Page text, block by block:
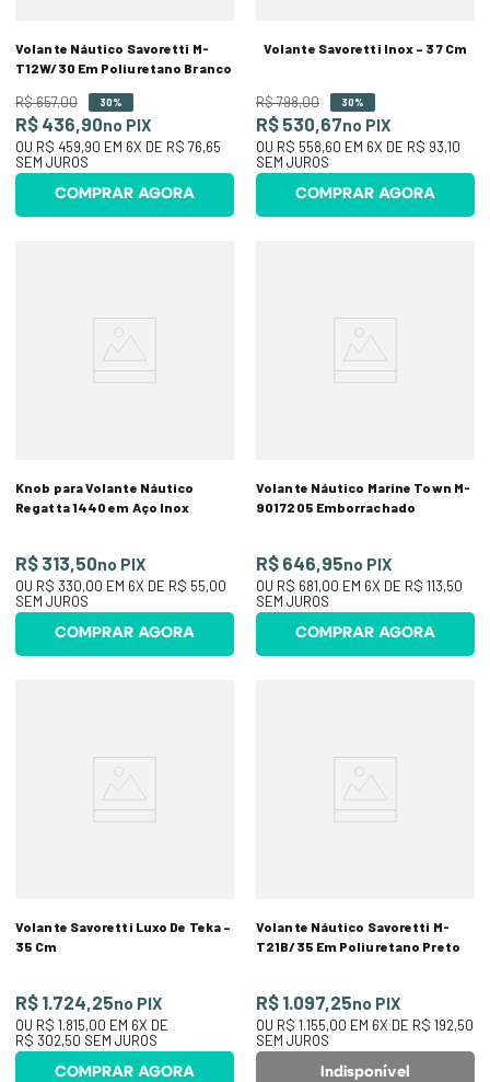
Volante Náutico Savoretti M-
T12W/30 Em Poliuretano Branco
R$657,00 30%
R$ 436,90no PIX
OU R$ 459,90 EM 6X DE R$ 76,65
SEM JUROS
COMPRAR AGORA
Volante Savoretti Inox – 37 Cm
R$798,00 30%
R$ 530,67no PIX
OU R$ 558,60 EM 6X DE R$ 93,10
SEM JUROS
COMPRAR AGORA
Knob para Volante Náutico
Regatta 1440 em Aço Inox
R$ 313,50no PIX
OU R$ 330,00 EM 6X DE R$ 55,00
SEM JUROS
COMPRAR AGORA
Volante Náutico Marine Town M-
9017205 Emborrachado
R$ 646,95no PIX
OU R$ 681,00 EM 6X DE R$ 113,50
SEM JUROS
COMPRAR AGORA
Volante Savoretti Luxo De Teka –
35 Cm
R$ 1.724,25no PIX
OU R$ 1.815,00 EM 6X DE
R$ 302,50 SEM JUROS
COMPRAR AGORA
Volante Náutico Savoretti M-
T21B/35 Em Poliuretano Preto
R$ 1.097,25no PIX
OU R$ 1.155,00 EM 6X DE R$ 192,50
SEM JUROS
Indisponível